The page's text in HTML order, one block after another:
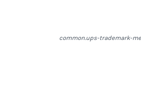
werden kann, muss eine Person an der
common.ups-trademark-